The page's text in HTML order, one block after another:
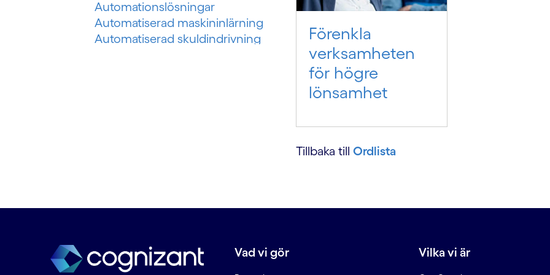
Automationslösningar
Automatiserad maskininlärning
Automatiserad skuldindrivning
Bedrägeri vid omedelbara
betalningar
Förenkla
verksamheten
för högre
lönsamhet
Tillbaka till Ordlista
Vad vi gör Vilka vi är